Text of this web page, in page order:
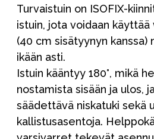
Turvaistuin on ISOFIX-
istuin, jota voidaan
(40 cm sisätyynyn kanssa)
ikään asti.
Istuin kääntyy 180°, mikä
nostamista sisään ja ulos,
säädettävä niskatuki sekä
kallistusasentoja.